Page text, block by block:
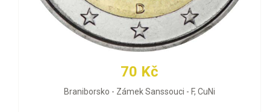
70 Kč
Braniborsko - Zámek Sanssouci - F, CuNi